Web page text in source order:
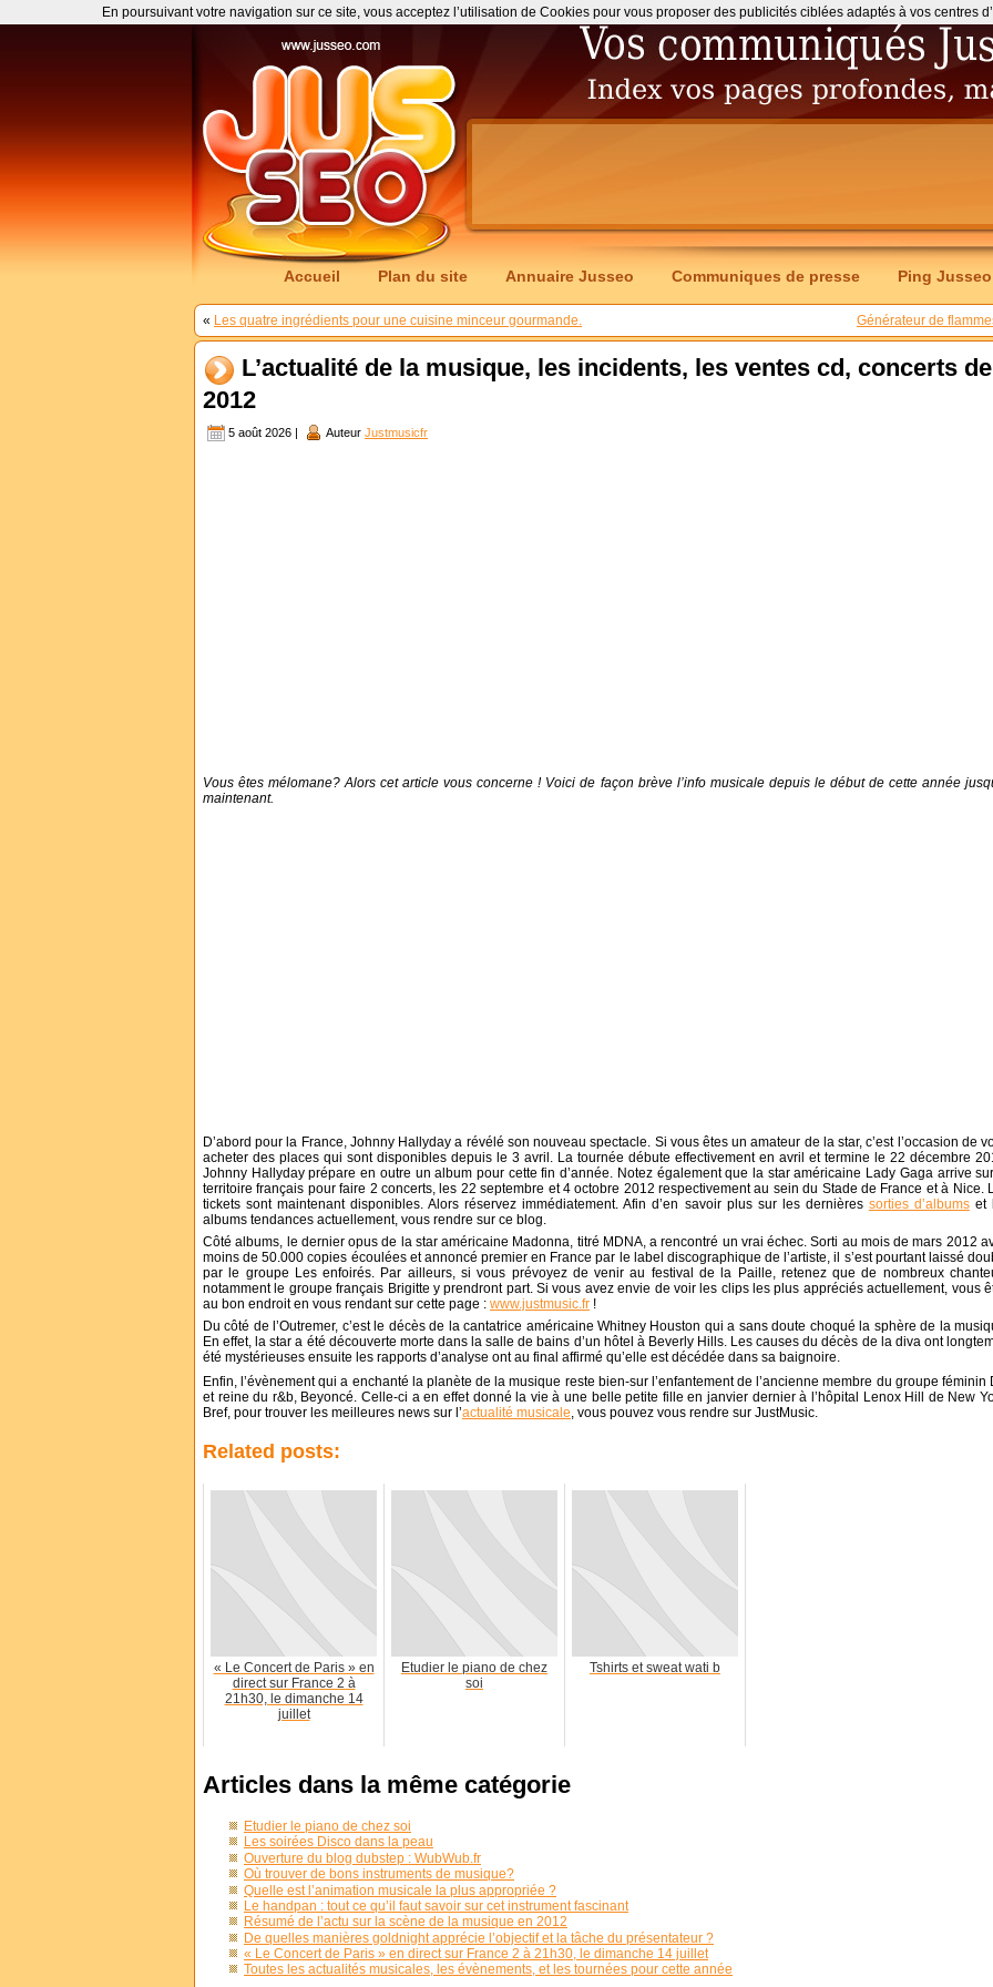
Accueil Plan du site Annuaire Jusseo Communiques de presse Ping Jusseo
« Les quatre ingrédients pour une cuisine minceur gourmande. Générateur de
L’actualité de la musique, les incidents, les ventes cd, concerts de
2012
5 août 2026 | Auteur Justmusicfr
Vous êtes mélomane? Alors cet article vous concerne ! Voici de façon brève l’info musicale depuis le début de cette année
maintenant.
D’abord pour la France, Johnny Hallyday a révélé son nouveau spectacle. Si vous êtes un amateur de la star, c’est l’occasion de
acheter des places qui sont disponibles depuis le 3 avril. La tournée débute effectivement en avril et termine le 22 décembre
Johnny Hallyday prépare en outre un album pour cette fin d’année. Notez également que la star américaine Lady Gaga arrive
territoire français pour faire 2 concerts, les 22 septembre et 4 octobre 2012 respectivement au sein du Stade de France et à Nice.
tickets sont maintenant disponibles. Alors réservez immédiatement. Afin d’en savoir plus sur les dernières sorties d’albumset
albums tendances actuellement, vous rendre sur ce blog.
Côté albums, le dernier opus de la star américaine Madonna, titré MDNA, a rencontré un vrai échec. Sorti au mois de mars 2012
moins de 50.000 copies écoulées et annoncé premier en France par le label discographique de l’artiste, il s’est pourtant laissé
par le groupe Les enfoirés. Par ailleurs, si vous prévoyez de venir au festival de la Paille, retenez que de nombreux
notamment le groupe français Brigitte y prendront part. Si vous avez envie de voir les clips les plus appréciés actuellement, vous
au bon endroit en vous rendant sur cette page : www.justmusic.fr !
Du côté de l’Outremer, c’est le décès de la cantatrice américaine Whitney Houston qui a sans doute choqué la sphère de la
En effet, la star a été découverte morte dans la salle de bains d’un hôtel à Beverly Hills. Les causes du décès de la diva ont
été mystérieuses ensuite les rapports d’analyse ont au final affirmé qu’elle est décédée dans sa baignoire.
Enfin, l’évènement qui a enchanté la planète de la musique reste bien-sur l’enfantement de l’ancienne membre du groupe féminin
et reine du r&b, Beyoncé. Celle-ci a en effet donné la vie à une belle petite fille en janvier dernier à l’hôpital Lenox Hill de New
Bref, pour trouver les meilleures news sur l’actualité musicale , vous pouvez vous rendre sur JustMusic.
Related posts:
« Le Concert de Paris » en
direct sur France 2 à
21h30, le dimanche 14
juillet
Etudier le piano de chez
soi
Tshirts et sweat wati b
Articles dans la même catégorie
Etudier le piano de chez soi
Les soirées Disco dans la peau
Ouverture du blog dubstep : WubWub.fr
Où trouver de bons instruments de musique?
Quelle est l’animation musicale la plus appropriée ?
Le handpan : tout ce qu’il faut savoir sur cet instrument fascinant
Résumé de l’actu sur la scène de la musique en 2012
De quelles manières goldnight apprécie l’objectif et la tâche du présentateur ?
« Le Concert de Paris » en direct sur France 2 à 21h30, le dimanche 14 juillet
Toutes les actualités musicales, les évènements, et les tournées pour cette année
En poursuivant votre navigation sur ce site, vous acceptez l’utilisation de Cookies pour vous proposer des publicités ciblées adaptés à vos centres